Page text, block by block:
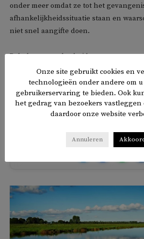
onder meer omdat ze tot het
afhankelijkheidssituatie staan en
niet snel aangifte doen.
Behalve meer alertheid moeten
diverser personeel hebben om racisme
tegen te gaan, aldus de RSJ. Dat zou
werking’ hebben op de
discriminatie op de werkvloer.
Onze site gebruikt cookies en
technologieën onder andere om
gebruikerservaring te bieden. Ook
het gedrag van bezoekers
daardoor onze website
Annuleren